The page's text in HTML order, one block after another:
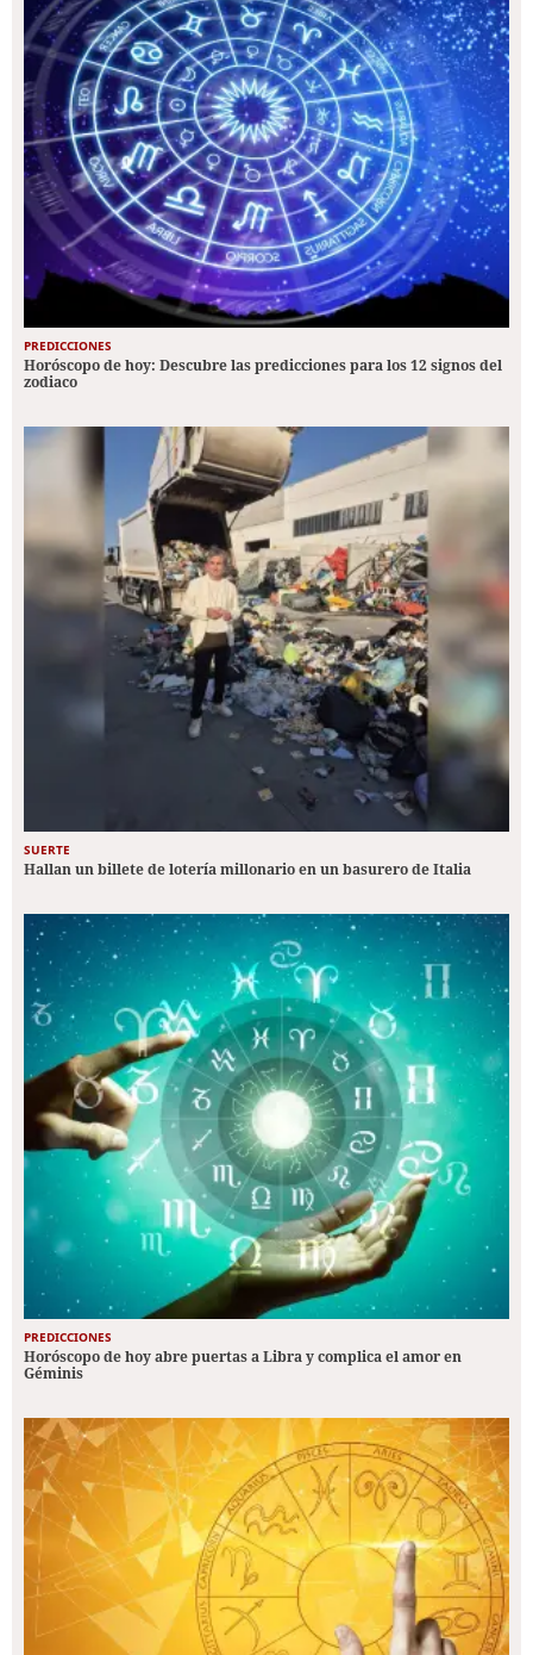
PREDICCIONES
Horóscopo de hoy: Descubre las predicciones para los 12 signos del
zodiaco
SUERTE
Hallan un billete de lotería millonario en un basurero de Italia
PREDICCIONES
Horóscopo de hoy abre puertas a Libra y complica el amor en
Géminis